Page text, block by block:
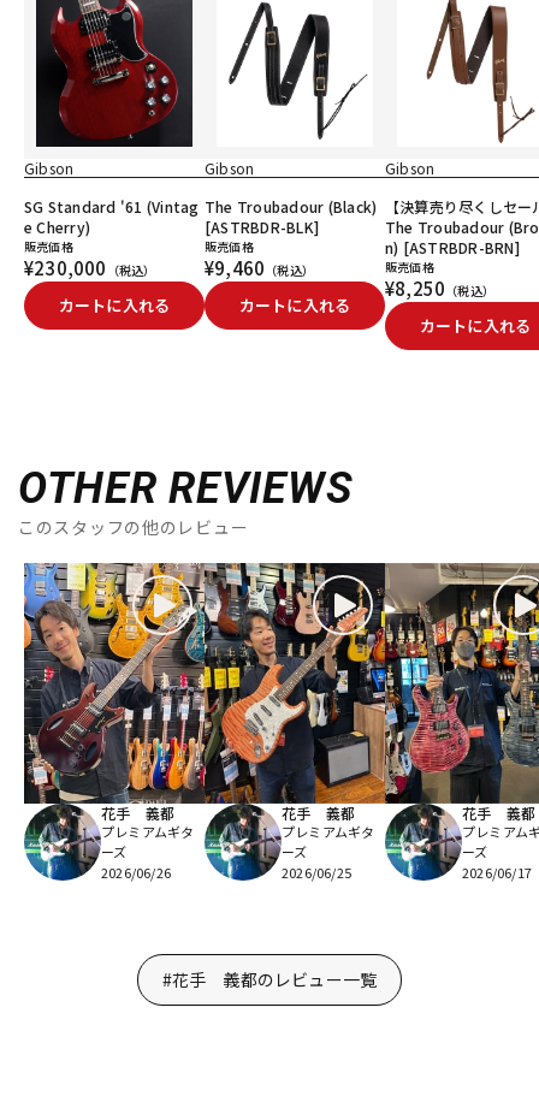
Gibson
SG Standard '61 (Vintag
e Cherry)
販売価格
¥230,000 （税込）
カートに入れる
Gibson
The Troubadour (Black)
[ASTRBDR-BLK]
販売価格
¥9,460 （税込）
カートに入れる
Gibson
【決算売り尽くしセー
The Troubadour
n) [ASTRBDR-BRN]
販売価格
¥8,250 （税込）
カートに入れる
OTHER REVIEWS
このスタッフの他のレビュー
花手 義都
プレミアムギタ
ーズ
2026/06/26
花手 義都
プレミアムギタ
ーズ
2026/06/25
花手 義都
プレミアム
ーズ
2026/06/17
#花手 義都のレビュー一覧